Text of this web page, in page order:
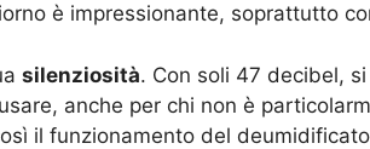
è impressionante, soprattutto
silenziosità. Con soli 47 decibel,
anche per chi non è
il funzionamento del